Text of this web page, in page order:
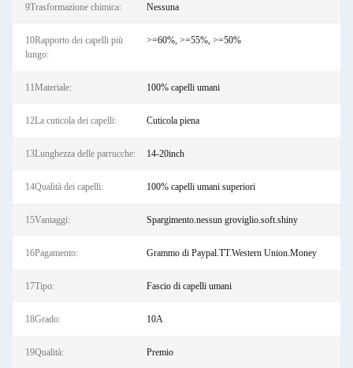
9Trasformazione chimica: Nessuna
10Rapporto dei capelli più
lungo:
>=60%, >=55%, >=50%
11Materiale: 100% capelli umani
12La cuticola dei capelli: Cuticola piena
13Lunghezza delle parrucche: 14-20inch
14Qualità dei capelli: 100% capelli umani superiori
15Vantaggi: Spargimento.nessun groviglio.soft.shiny
16Pagamento: Grammo di Paypal.TT.Western Union.Money
17Tipo: Fascio di capelli umani
18Grado: 10A
19Qualità: Premio